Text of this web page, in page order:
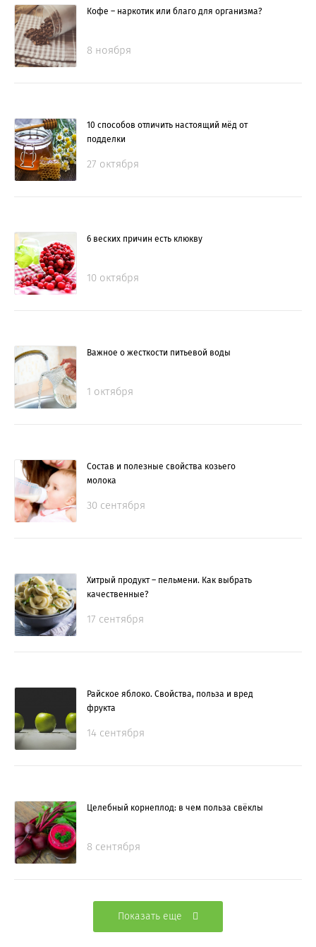
Кофе – наркотик или благо для организма?
8 ноября
10 способов отличить настоящий мёд от
подделки
27 октября
6 веских причин есть клюкву
10 октября
Важное о жесткости питьевой воды
1 октября
Состав и полезные свойства козьего
молока
30 сентября
Хитрый продукт – пельмени. Как выбрать
качественные?
17 сентября
Райское яблоко. Свойства, польза и вред
фрукта
14 сентября
Целебный корнеплод: в чем польза свёклы
8 сентября
Показать еще